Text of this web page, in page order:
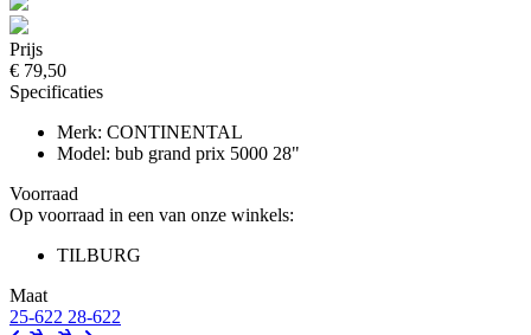
Prijs
€ 79,50
Specificaties
Merk: CONTINENTAL
Model: bub grand prix 5000 28"
Voorraad
Op voorraad in een van onze winkels:
TILBURG
Maat
25-622 28-622